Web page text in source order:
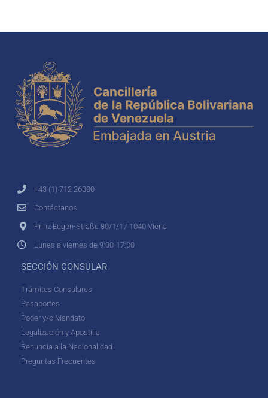
+43 (1) 712 26380
Contáctanos
Prinz Eugen-Straße 80/1/17 1040 Viena
Lunes a viernes de 9:00-17:00
SECCIÓN CONSULAR
Trámites Consulares
Pasaportes
Poder y/o Mandato
Legalización y Apostilla
Renuncia a la Nacionalidad
Preguntas Frecuentes